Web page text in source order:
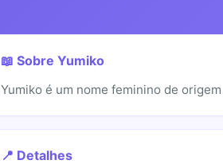
📖 Sobre Yumiko
Yumiko é um nome feminino de
📍 Detalhes